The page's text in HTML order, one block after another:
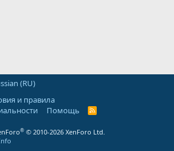
(RU)
и правила
Помощь
R
® © 2010-2026 XenForo Ltd.